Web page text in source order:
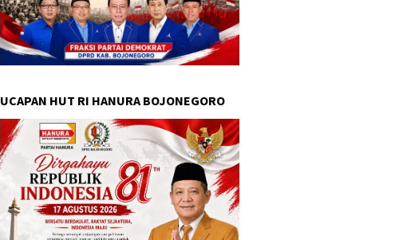
UCAPAN HUT RI HANURA BOJONEGORO